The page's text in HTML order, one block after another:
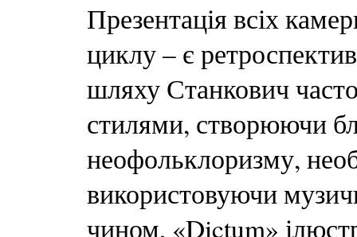
Презентація всіх
циклу – є
шляху Станкович
стилями, створюючи
неофольклоризму,
використовуючи
чином, «Dictum»